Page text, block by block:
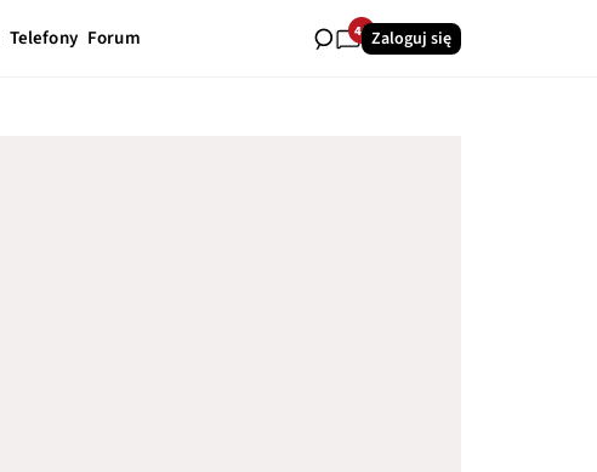
Telefony Forum 40Zaloguj się